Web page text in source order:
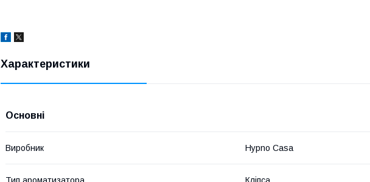
Характеристики
Основні
Виробник Hypno Casa
Тип ароматизатора Кліпса